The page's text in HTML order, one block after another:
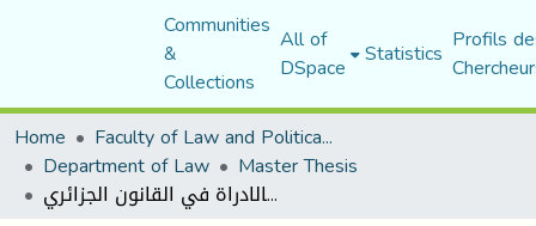
Communities
&
Collections
All of
DSpace Statistics Profils
Home
Faculty of Law and Political Science
Department of Law Master Thesis
علاقة المواطن بالادراة في القانون الجزائري